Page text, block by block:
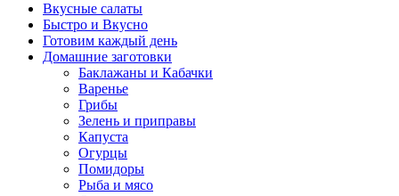
Вкусные салаты
Быстро и Вкусно
Готовим каждый день
Домашние заготовки
Баклажаны и Кабачки
Варенье
Грибы
Зелень и приправы
Капуста
Огурцы
Помидоры
Рыба и мясо